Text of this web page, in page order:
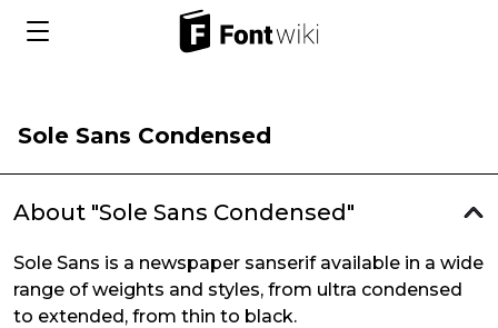
Sole Sans Condensed
About "Sole Sans Condensed"
Sole Sans is a newspaper sanserif available in a wide
range of weights and styles, from ultra condensed
to extended, from thin to black.